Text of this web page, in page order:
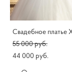
Свадебное платье
55 000 pуб.
44 000 pуб.